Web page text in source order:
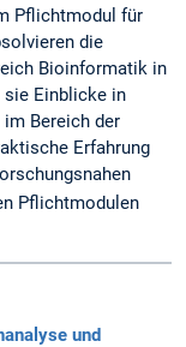
Pflichtmodul für
die
Bioinformatik in
sie Einblicke in
Bereich der
Erfahrung
Pflichtmodulen
und